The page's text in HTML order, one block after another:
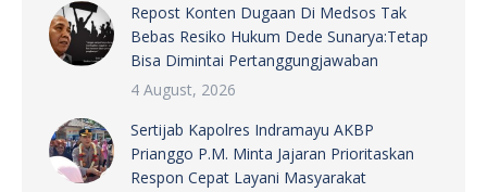
Repost Konten Dugaan Di Medsos Tak
Bebas Resiko Hukum Dede Sunarya:Tetap
Bisa Dimintai Pertanggungjawaban
4 August, 2026
Sertijab Kapolres Indramayu AKBP
Prianggo P.M. Minta Jajaran Prioritaskan
Respon Cepat Layani Masyarakat